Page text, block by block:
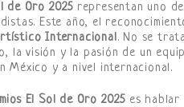
de Oro 2025 representan uno
Este año, el
Internacional. No se
la visión y la pasión de un
México y a nivel internacional.
El Sol de Oro 2025 es hablar